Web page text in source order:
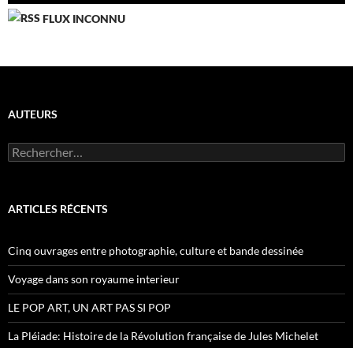
FLUX INCONNU
AUTEURS
R
e
e
h
e
r
:
ARTICLES RÉCENTS
Cinq ouvrages entre photographie, culture et bande dessinée
Voyage dans son royaume interieur
LE POP ART, UN ART PAS SI POP
La Pléiade: Histoire de la Révolution française de Jules Michelet